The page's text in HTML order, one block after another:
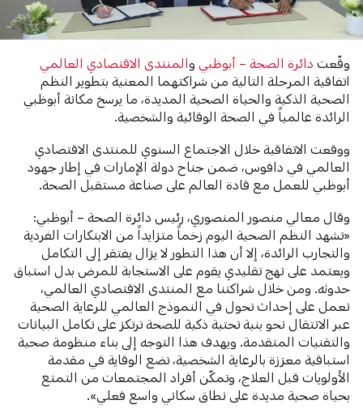
وقّعتدائرة الصحة – أبوظبي والمنتدى الاقتصادي العالمي
اتفاقية المرحلة التالية من شراكتهما المعنية بتطوير النظم
الصحية الذكية والحياة الصحية المديدة، ما يرسخ مكانة أبوظبي
الرائدة عالمياً في الصحة الوقائية والشخصية.
ووقعت الاتفاقية خلال الاجتماع السنوي للمنتدى الاقتصادي
العالمي في دافوس، ضمن جناح دولة الإمارات في إطار جهود
أبوظبي للعمل مع قادة العالم على صناعة مستقبل الصحة.
وقال معالي منصور المنصوري، رئيس دائرة الصحة – أبوظبي:
«تشهد النظم الصحية اليوم زخماً متزايداً من الابتكارات الفردية
والتجارب الرائدة، إلا أن هذا التطور لا يزال يفتقر إلى التكامل
ويعتمد على نهج تقليدي يقوم على الاستجابة للمرض بدل استباق
حدوثه. ومن خلال شراكتنا مع المنتدى الاقتصادي العالمي،
نعمل على إحداث تحول في النموذج العالمي للرعاية الصحية
عبر الانتقال نحو بنية تحتية ذكية للصحة ترتكز على تكامل البيانات
والتقنيات المتقدمة. ويهدف هذا التوجه إلى بناء منظومة صحية
استباقية معززة بالرعاية الشخصية، تضع الوقاية في مقدمة
الأولويات قبل العلاج، وتمكّن أفراد المجتمعات من التمتع
بحياة صحية مديدة على نطاق سكاني واسع فعلي».